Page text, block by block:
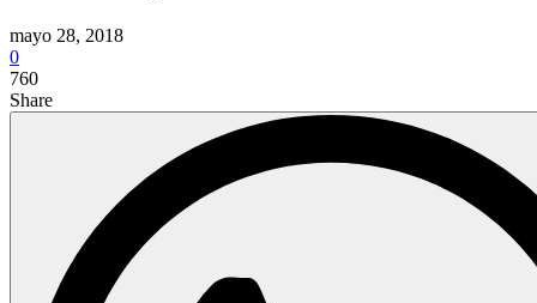
mayo 28, 2018
0
760
Share